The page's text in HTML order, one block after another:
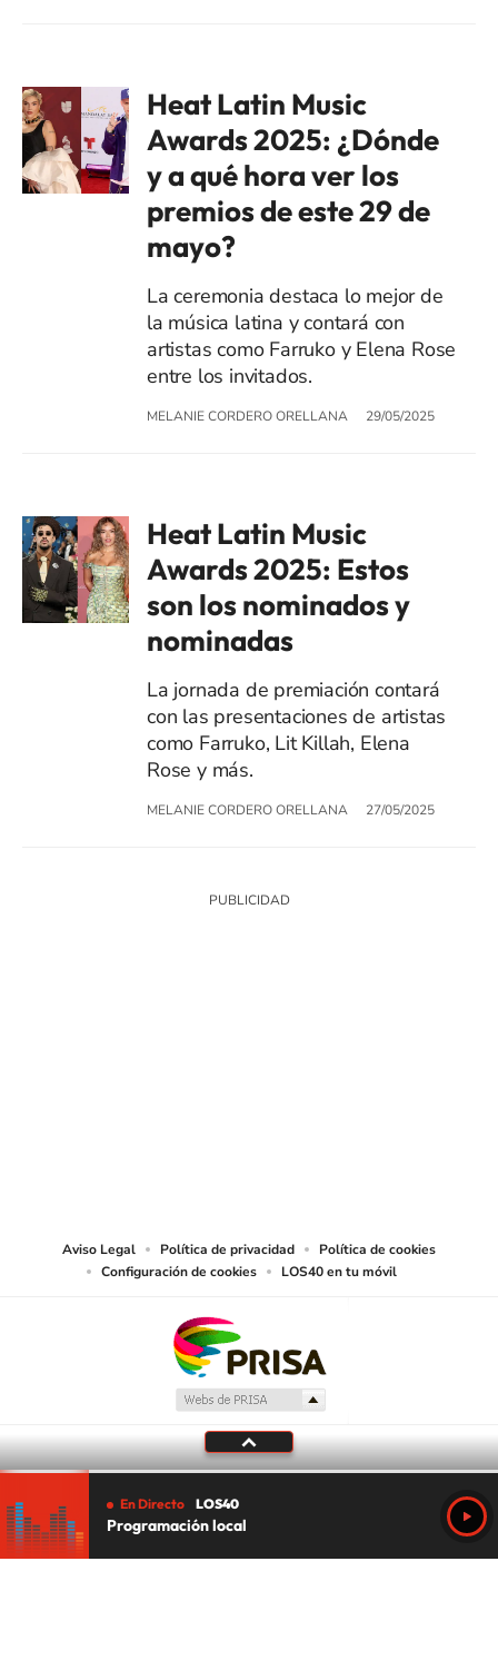
Heat Latin Music
Awards 2025: ¿Dónde
y a qué hora ver los
premios de este 29 de
mayo?
La ceremonia destaca lo mejor de
la música latina y contará con
artistas como Farruko y Elena Rose
entre los invitados.
MELANIE CORDERO ORELLANA 29/05/2025
Heat Latin Music
Awards 2025: Estos
son los nominados y
nominadas
La jornada de premiación contará
con las presentaciones de artistas
como Farruko, Lit Killah, Elena
Rose y más.
MELANIE CORDERO ORELLANA 27/05/2025
Aviso Legal Política de privacidad
Política de cookies
Configuración de cookies
LOS40 en tu móvil
En Directo LOS40
Programación local